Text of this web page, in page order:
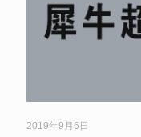
2019年9月6日